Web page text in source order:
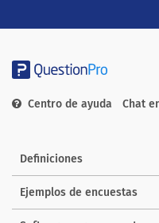
Centro de ayuda Chat
Definiciones
Ejemplos de encuestas